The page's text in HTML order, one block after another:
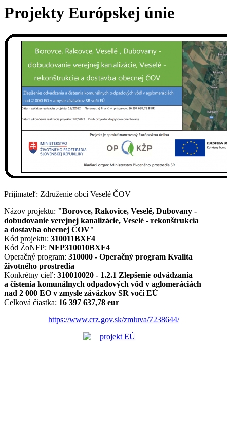
Projekty Európskej únie
Prijímateľ: Združenie obcí Veselé ČOV
Názov projektu: "Borovce, Rakovice, Veselé, Dubovany -
dobudovanie verejnej kanalizácie, Veselé - rekonštrukcia
a dostavba obecnej ČOV"
Kód projektu: 310011BXF4
Kód ŽoNFP: NFP310010BXF4
Operačný program: 310000 - Operačný program Kvalita
životného prostredia
Konkrétny cieľ: 310010020 - 1.2.1 Zlepšenie odvádzania
a čistenia komunálnych odpadových vôd v aglomeráciách
nad 2 000 EO v zmysle záväzkov SR voči EÚ
Celková čiastka: 16 397 637,78 eur
https://www.crz.gov.sk/zmluva/7238644/